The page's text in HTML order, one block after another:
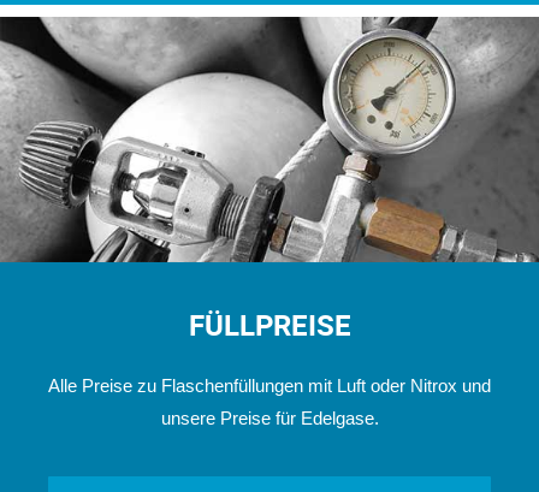
FÜLLPREISE
Alle Preise zu Flaschenfüllungen mit Luft oder Nitrox und
unsere Preise für Edelgase.